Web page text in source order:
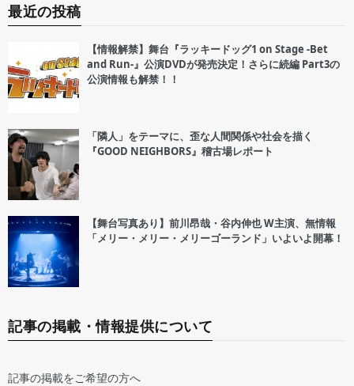
最近の投稿
【情報解禁】舞台『ラッキードッグ1 on Stage -Bet
and Run-』公演DVDが発売決定！さらに続編 Part3の
公演情報も解禁！！
「隣人」をテーマに、歪な人間関係や社会を描く
『GOOD NEIGHBORS』稽古場レポート
【舞台写真あり】前川昂哉・谷内伸也 W主演、無情報
「メリー・メリー・メリーゴーランド」いよいよ開幕！
記事の掲載・情報提供について
記事の掲載をご希望の方へ